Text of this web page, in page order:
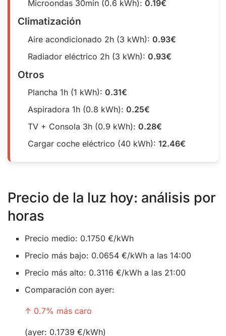
Microondas 30min (0.6 kWh): 0.19€
Climatización
Aire acondicionado 2h (3 kWh): 0.93€
Radiador eléctrico 2h (3 kWh): 0.93€
Otros
Plancha 1h (1 kWh): 0.31€
Aspiradora 1h (0.8 kWh): 0.25€
TV + Consola 3h (0.9 kWh): 0.28€
Cargar coche eléctrico (40 kWh): 12.46€
Precio de la luz hoy: análisis por
horas
Precio medio: 0.1750 €/kWh
Precio más bajo: 0.0654 €/kWh a las 14:00
Precio más alto: 0.3116 €/kWh a las 21:00
Comparación con ayer:
↑ 0.7% más caro
(ayer: 0.1739 €/kWh)